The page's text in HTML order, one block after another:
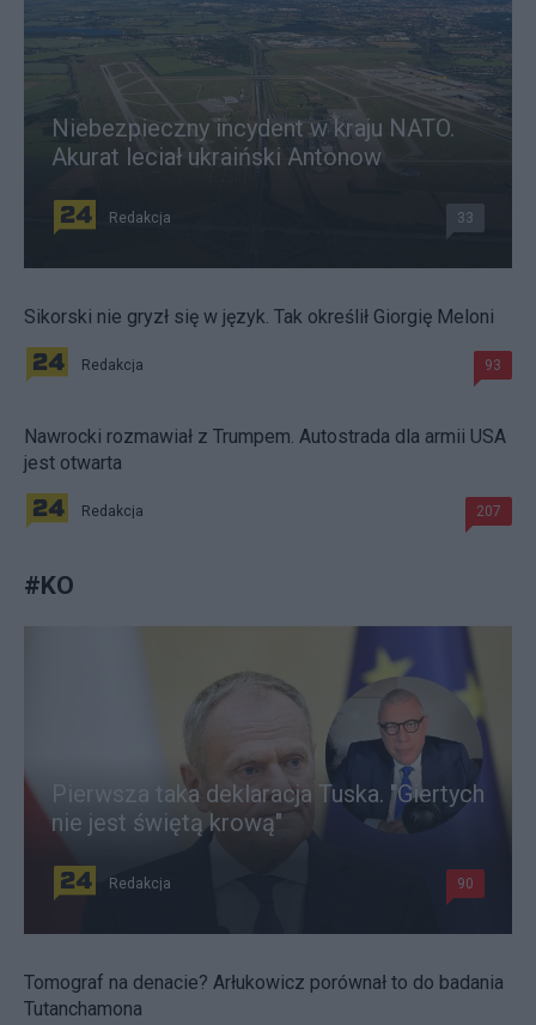
Niebezpieczny incydent w kraju NATO.
Akurat leciał ukraiński Antonow
Redakcja 33
Sikorski nie gryzł się w język. Tak określił Giorgię Meloni
Redakcja 93
Nawrocki rozmawiał z Trumpem. Autostrada dla armii USA
jest otwarta
Redakcja 207
#KO
Pierwsza taka deklaracja Tuska. "Giertych
nie jest świętą krową"
Redakcja 90
Tomograf na denacie? Arłukowicz porównał to do badania
Tutanchamona